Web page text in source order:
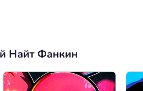
Найт Фанкин